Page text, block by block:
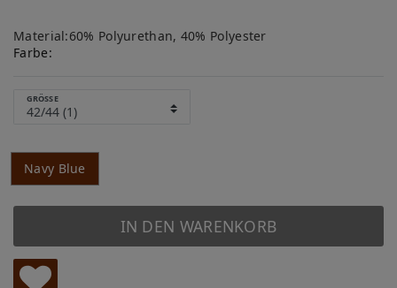
Material:60% Polyurethan, 40% Polyester
Farbe:
GRÖSSE
Navy Blue
IN DEN WARENKORB